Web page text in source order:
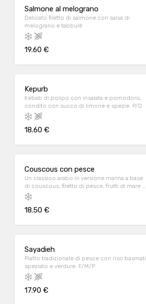
Salmone al melograno
Delicato filetto di salmone con salsa di
melograno e tabbulè
19.60 €
Kepurb
Kebab di polipo con insalata e pomodoro,
condito con succo di limone e spezie. P/D
18.60 €
Couscous con pesce
Un classico arabo in versione marina a base
di couscous, filetto di pesce, frutti di mare e
pomodoro. A/M/P
18.50 €
Sayadieh
Piatto tradizionale di pesce con riso basmati
speziato e verdure. F/M/P
17.90 €